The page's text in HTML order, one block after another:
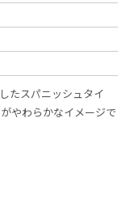
たスパニッシュタイ
やわらかなイメージで